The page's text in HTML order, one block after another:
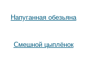
Напуганная обезьяна
Смешной цыплёнок